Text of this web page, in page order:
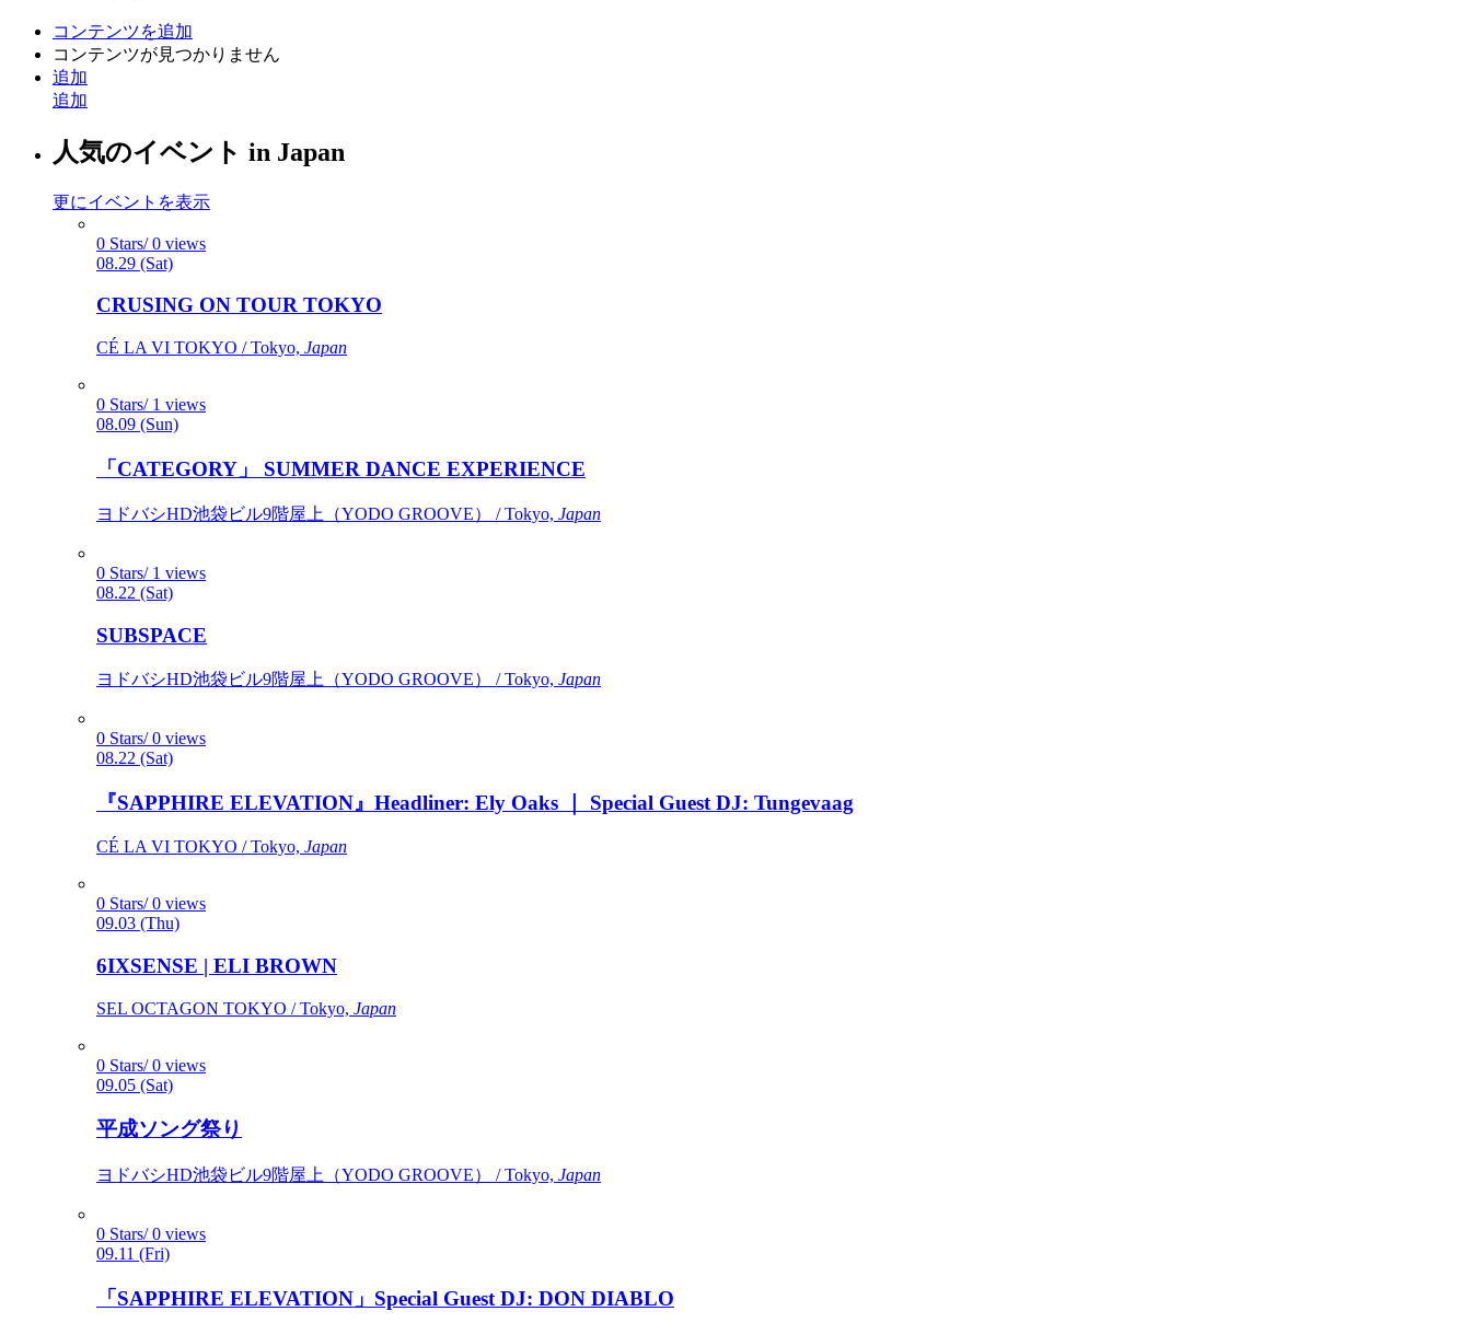
コンテンツを追加
コンテンツが見つかりません
追加
追加
人気のイベント in Japan
更にイベントを表示
0 Stars/ 0 views
08.29 (Sat)
CRUSING ON TOUR TOKYO
CÉ LA VI TOKYO / Tokyo, Japan
0 Stars/ 1 views
08.09 (Sun)
「CATEGORY」 SUMMER DANCE EXPERIENCE
ヨドバシHD池袋ビル9階屋上（YODO GROOVE） / Tokyo, Japan
0 Stars/ 1 views
08.22 (Sat)
SUBSPACE
ヨドバシHD池袋ビル9階屋上（YODO GROOVE） / Tokyo, Japan
0 Stars/ 0 views
08.22 (Sat)
『SAPPHIRE ELEVATION』Headliner: Ely Oaks ｜ Special Guest DJ: Tungevaag
CÉ LA VI TOKYO / Tokyo, Japan
0 Stars/ 0 views
09.03 (Thu)
6IXSENSE | ELI BROWN
SEL OCTAGON TOKYO / Tokyo, Japan
0 Stars/ 0 views
09.05 (Sat)
平成ソング祭り
ヨドバシHD池袋ビル9階屋上（YODO GROOVE） / Tokyo, Japan
0 Stars/ 0 views
09.11 (Fri)
「SAPPHIRE ELEVATION」Special Guest DJ: DON DIABLO